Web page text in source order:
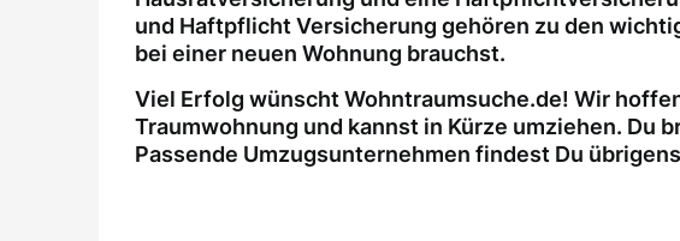
und Haftpflicht Versicherung gehören zu den
bei einer neuen Wohnung brauchst.
Viel Erfolg wünscht Wohntraumsuche.de! Wir
Traumwohnung und kannst in Kürze umziehen. Du
Passende Umzugsunternehmen findest Du